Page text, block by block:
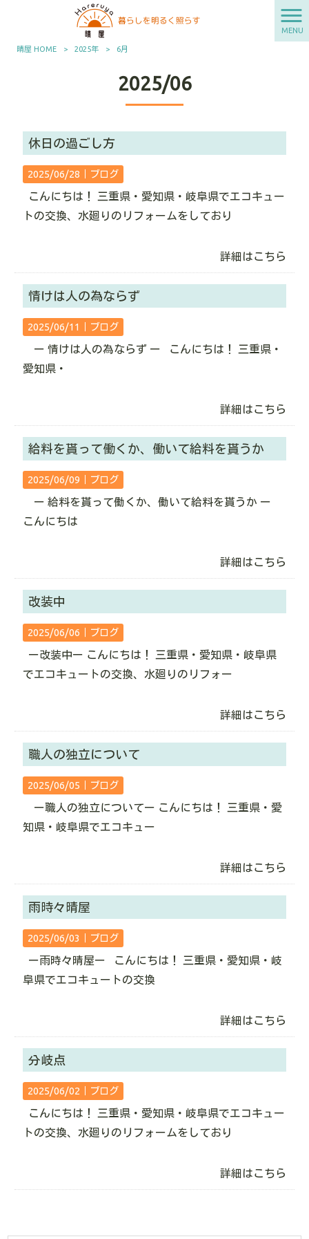
MENU
晴屋 HOME > 2025年 > 6月
2025/06
休日の過ごし方
2025/06/28｜ ブログ
こんにちは！ 三重県・愛知県・岐阜県でエコキュー
トの交換、水廻りのリフォームをしており
詳細はこちら
情けは人の為ならず
2025/06/11｜ ブログ
ー 情けは人の為ならず ー こんにちは！ 三重県・
愛知県・
詳細はこちら
給料を貰って働くか、働いて給料を貰うか
2025/06/09｜ ブログ
ー 給料を貰って働くか、働いて給料を貰うか ー
こんにちは
詳細はこちら
改装中
2025/06/06｜ ブログ
ー改装中ー こんにちは！ 三重県・愛知県・岐阜県
でエコキュートの交換、水廻りのリフォー
詳細はこちら
職人の独立について
2025/06/05｜ ブログ
ー職人の独立についてー こんにちは！ 三重県・愛
知県・岐阜県でエコキュー
詳細はこちら
雨時々晴屋
2025/06/03｜ ブログ
ー雨時々晴屋ー こんにちは！ 三重県・愛知県・岐
阜県でエコキュートの交換
詳細はこちら
分岐点
2025/06/02｜ ブログ
こんにちは！ 三重県・愛知県・岐阜県でエコキュー
トの交換、水廻りのリフォームをしており
詳細はこちら